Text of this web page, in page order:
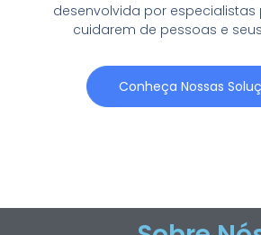
desenvolvida por
cuidarem de pessoas e
Conheça Nossas